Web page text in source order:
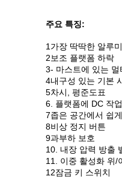
주요 특징:
1가장 딱딱한 알루
2보조 플랫폼 하락
3- 마스트에 있는 멀
4내구성 있는 기본
5차시, 평준도표
6. 플랫폼에 DC 작
7좁은 공간에서 쉽
8비상 정지 버튼
9과부하 보호
10. 내장 압력 방출
11. 이중 활성화 위/
12잠금 키 스위치